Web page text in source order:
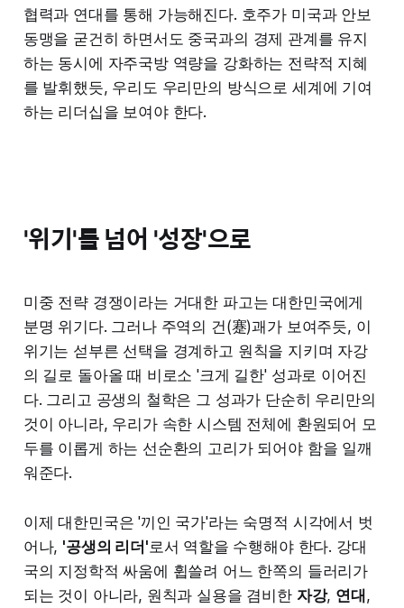
협력과 연대를 통해 가능해진다. 호주가 미국과 안보
동맹을 굳건히 하면서도 중국과의 경제 관계를 유지
하는 동시에 자주국방 역량을 강화하는 전략적 지혜
를 발휘했듯, 우리도 우리만의 방식으로 세계에 기여
하는 리더십을 보여야 한다.
'위기'를 넘어 '성장'으로
미중 전략 경쟁이라는 거대한 파고는 대한민국에게
분명 위기다. 그러나 주역의 건(蹇)괘가 보여주듯, 이
위기는 섣부른 선택을 경계하고 원칙을 지키며 자강
의 길로 돌아올 때 비로소 '크게 길한' 성과로 이어진
다. 그리고 공생의 철학은 그 성과가 단순히 우리만의
것이 아니라, 우리가 속한 시스템 전체에 환원되어 모
두를 이롭게 하는 선순환의 고리가 되어야 함을 일깨
워준다.
이제 대한민국은 '끼인 국가'라는 숙명적 시각에서 벗
어나, '공생의 리더' 로서 역할을 수행해야 한다. 강대
국의 지정학적 싸움에 휩쓸려 어느 한쪽의 들러리가
되는 것이 아니라, 원칙과 실용을 겸비한 자강, 연대,